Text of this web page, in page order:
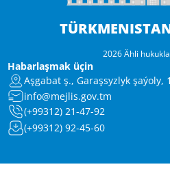
2026 Ähli
Habarlaşmak üçin
Aşgabat ş., Garaşsyzlyk şaýoly,
info@mejlis.gov.tm
(+99312) 21-47-92
(+99312) 92-45-60